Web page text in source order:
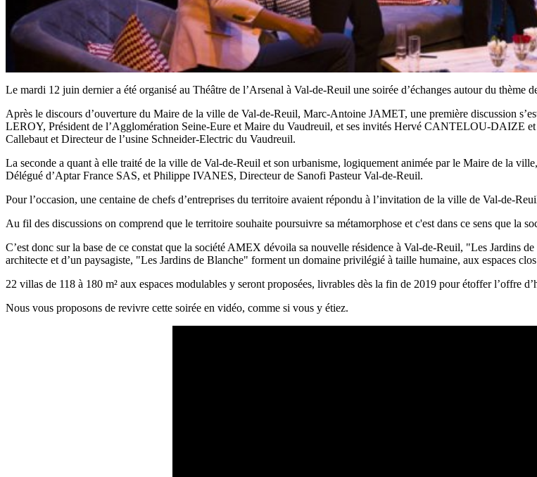
Le mardi 12 juin dernier a été organisé au Théâtre de l’Arsenal à Val-de-Reuil une soirée d’échanges autour du thème
Après le discours d’ouverture du Maire de la ville de Val-de-Reuil, Marc-Antoine JAMET, une première discussion
LEROY, Président de l’Agglomération Seine-Eure et Maire du Vaudreuil, et ses invités Hervé CANTELOU-DAIZE
Callebaut et Directeur de l’usine Schneider-Electric du Vaudreuil.
La seconde a quant à elle traité de la ville de Val-de-Reuil et son urbanisme, logiquement animée par le Maire de la
Délégué d’Aptar France SAS, et Philippe IVANES, Directeur de Sanofi Pasteur Val-de-Reuil.
Pour l’occasion, une centaine de chefs d’entreprises du territoire avaient répondu à l’invitation de la ville de Val-de-
Au fil des discussions on comprend que le territoire souhaite poursuivre sa métamorphose et c'est dans ce sens que la
C’est donc sur la base de ce constat que la société AMEX dévoila sa nouvelle résidence à Val-de-Reuil, "Les Jardins
architecte et d’un paysagiste, "Les Jardins de Blanche" forment un domaine privilégié à taille humaine, aux espaces
22 villas de 118 à 180 m² aux espaces modulables y seront proposées, livrables dès la fin de 2019 pour étoffer l’offre
Nous vous proposons de revivre cette soirée en vidéo, comme si vous y étiez.